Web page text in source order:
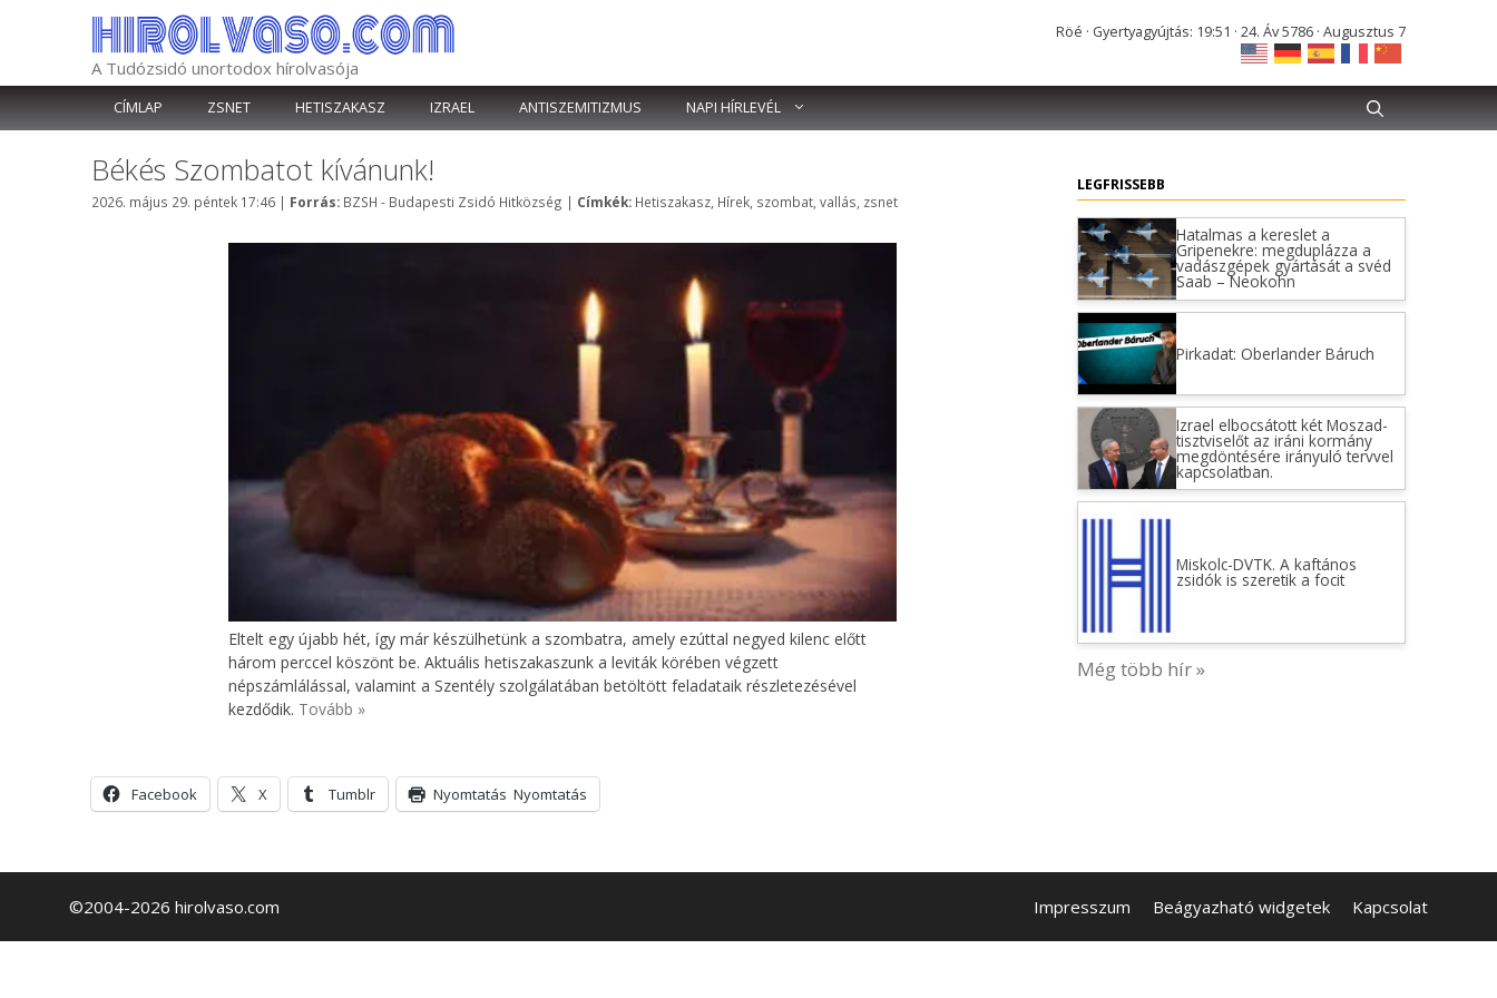
A Tudózsidó unortodox hírolvasója
Röé · Gyertyagyújtás: 19:51 · 24. Áv 5786 · Augusztus 7
CÍMLAP ZSNET HETISZAKASZ IZRAEL ANTISZEMITIZMUS NAPI HÍRLEVÉL
Békés Szombatot kívánunk!
2026. május 29. péntek 17:46 | Forrás: Kategória
BZSH - Budapesti Zsidó Hitközség | Címkék: Címkék
Hetiszakasz Hírek szombat vallás zsnet
Eltelt egy újabb hét, így már készülhetünk a szombatra, amely ezúttal negyed kilenc előtt
három perccel köszönt be. Aktuális hetiszakaszunk a leviták körében végzett
népszámlálással, valamint a Szentély szolgálatában betöltött feladataik részletezésével
kezdődik. Tovább »
Facebook X Tumblr Nyomtatás Nyomtatás
LEGFRISSEBB
Hatalmas a kereslet a
Gripenekre: megduplázza a
vadászgépek gyártását a svéd
Saab – Neokohn
Pirkadat: Oberlander Báruch
Izrael elbocsátott két Moszad-
tisztviselőt az iráni kormány
megdöntésére irányuló tervvel
kapcsolatban.
Miskolc-DVTK. A kaftános
zsidók is szeretik a focit
Még több hír »
Impresszum Beágyazható widgetek Kapcsolat
©2004-2026 hirolvaso.com